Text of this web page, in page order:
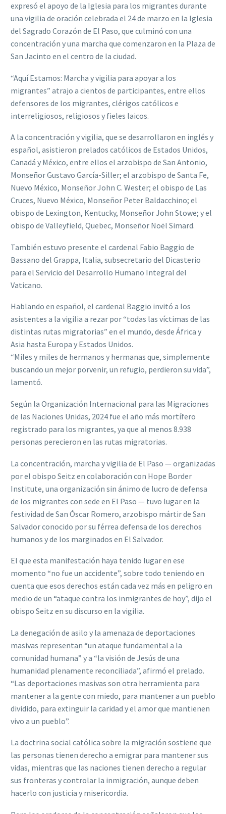
expresó el apoyo de la Iglesia para los migrantes durante
una vigilia de oración celebrada el 24 de marzo en la Iglesia
del Sagrado Corazón de El Paso, que culminó con una
concentración y una marcha que comenzaron en la Plaza de
San Jacinto en el centro de la ciudad.
“Aquí Estamos: Marcha y vigilia para apoyar a los
migrantes” atrajo a cientos de participantes, entre ellos
defensores de los migrantes, clérigos católicos e
interreligiosos, religiosos y fieles laicos.
A la concentración y vigilia, que se desarrollaron en inglés y
español, asistieron prelados católicos de Estados Unidos,
Canadá y México, entre ellos el arzobispo de San Antonio,
Monseñor Gustavo García-Siller; el arzobispo de Santa Fe,
Nuevo México, Monseñor John C. Wester; el obispo de Las
Cruces, Nuevo México, Monseñor Peter Baldacchino; el
obispo de Lexington, Kentucky, Monseñor John Stowe; y el
obispo de Valleyfield, Quebec, Monseñor Noël Simard.
También estuvo presente el cardenal Fabio Baggio de
Bassano del Grappa, Italia, subsecretario del Dicasterio
para el Servicio del Desarrollo Humano Integral del
Vaticano.
Hablando en español, el cardenal Baggio invitó a los
asistentes a la vigilia a rezar por “todas las víctimas de las
distintas rutas migratorias” en el mundo, desde África y
Asia hasta Europa y Estados Unidos.
“Miles y miles de hermanos y hermanas que, simplemente
buscando un mejor porvenir, un refugio, perdieron su vida”,
lamentó.
Según la Organización Internacional para las Migraciones
de las Naciones Unidas, 2024 fue el año más mortífero
registrado para los migrantes, ya que al menos 8.938
personas perecieron en las rutas migratorias.
La concentración, marcha y vigilia de El Paso — organizadas
por el obispo Seitz en colaboración con Hope Border
Institute, una organización sin ánimo de lucro de defensa
de los migrantes con sede en El Paso — tuvo lugar en la
festividad de San Óscar Romero, arzobispo mártir de San
Salvador conocido por su férrea defensa de los derechos
humanos y de los marginados en El Salvador.
El que esta manifestación haya tenido lugar en ese
momento “no fue un accidente”, sobre todo teniendo en
cuenta que esos derechos están cada vez más en peligro en
medio de un “ataque contra los inmigrantes de hoy”, dijo el
obispo Seitz en su discurso en la vigilia.
La denegación de asilo y la amenaza de deportaciones
masivas representan “un ataque fundamental a la
comunidad humana” y a “la visión de Jesús de una
humanidad plenamente reconciliada”, afirmó el prelado.
“Las deportaciones masivas son otra herramienta para
mantener a la gente con miedo, para mantener a un pueblo
dividido, para extinguir la caridad y el amor que mantienen
vivo a un pueblo”.
La doctrina social católica sobre la migración sostiene que
las personas tienen derecho a emigrar para mantener sus
vidas, mientras que las naciones tienen derecho a regular
sus fronteras y controlar la inmigración, aunque deben
hacerlo con justicia y misericordia.